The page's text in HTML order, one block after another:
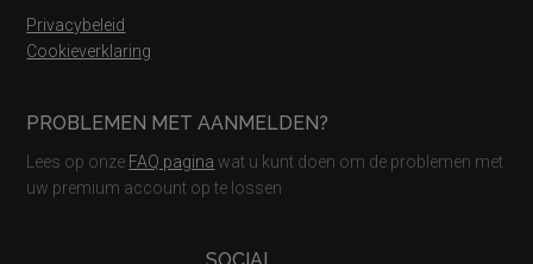
Privacybeleid
Cookieverklaring
PROBLEMEN MET AANMELDEN?
Lees op onze FAQ pagina wat u kunt doen om de problemen met
uw premium account op te lossen